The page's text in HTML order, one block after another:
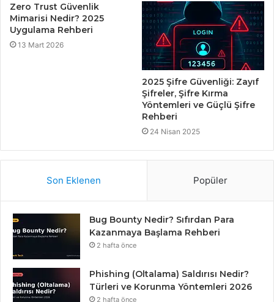
Zero Trust Güvenlik
Mimarisi Nedir? 2025
Uygulama Rehberi
13 Mart 2026
2025 Şifre Güvenliği: Zayıf
Şifreler, Şifre Kırma
Yöntemleri ve Güçlü Şifre
Rehberi
24 Nisan 2025
Son Eklenen Popüler
Bug Bounty Nedir? Sıfırdan Para
Kazanmaya Başlama Rehberi
2 hafta önce
Phishing (Oltalama) Saldırısı Nedir?
Türleri ve Korunma Yöntemleri 2026
2 hafta önce